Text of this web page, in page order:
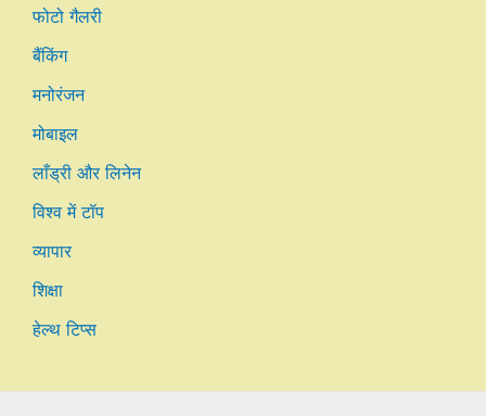
फोटो गैलरी
बैंकिंग
मनोरंजन
मोबाइल
लाँड्री और लिनेन
विश्व में टॉप
व्यापार
शिक्षा
हेल्थ टिप्स